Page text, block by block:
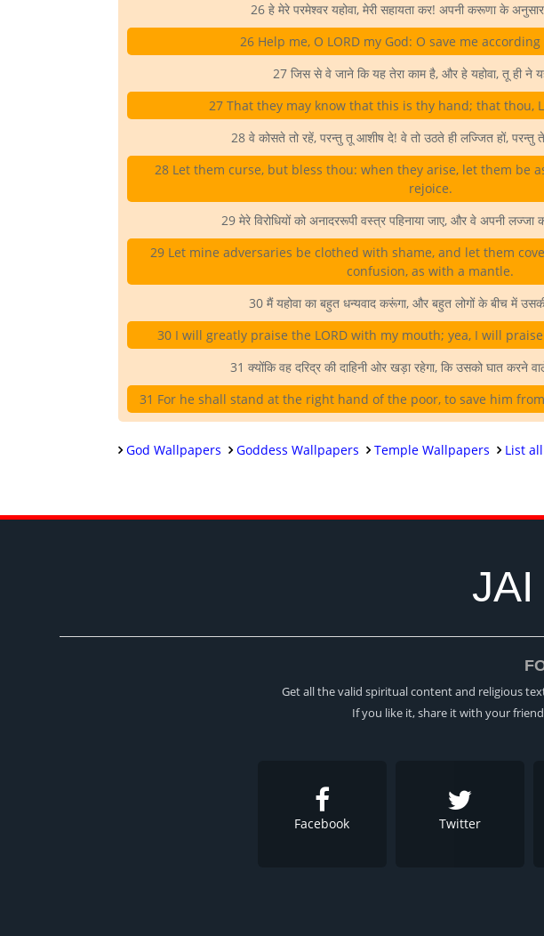
26 हे मेरे परमेश्वर यहोवा, मेरी सहायता कर! अपनी करूणा के अनुसार
26 Help me, O LORD my God: O save me
27 जिस से वे जाने कि यह तेरा काम है, और हे यहोवा, तू ही ने
27 That they may know that this is thy hand; that thou,
28 वे कोसते तो रहें, परन्तु तू आशीष दे! वे तो उठते ही लज्जित हों, परन्तु
28 Let them curse, but bless thou: when they arise, let them be
rejoice.
29 मेरे विरोधियों को अनादररूपी वस्त्र पहिनाया जाए, और वे अपनी
29 Let mine adversaries be clothed with shame, and let them
confusion, as with a mantle.
30 मैं यहोवा का बहुत धन्यवाद करूंगा, और बहुत लोगों के बीच में
30 I will greatly praise the LORD with my mouth; yea, I will
31 क्योंकि वह दरिद्र की दाहिनी ओर खड़ा रहेगा, कि उसको घात करने
31 For he shall stand at the right hand of the poor, to save him
God Wallpapers Goddess Wallpapers Temple Wallpapers List
JAI
Get all the valid spiritual content and religious
If you like it, share it with your
Facebook Twitter